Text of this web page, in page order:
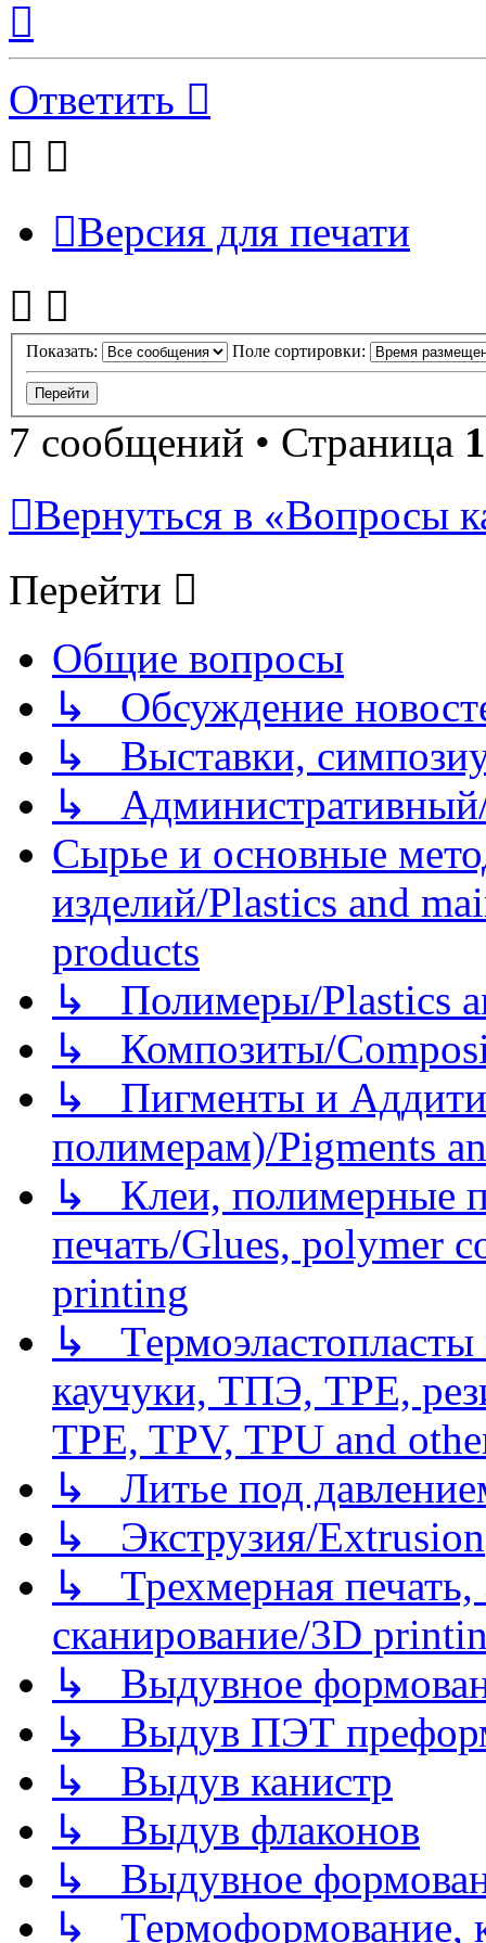
началу
Ответить
Версия для печати
Показать: Поле сортировки:
7 сообщений • Страница 1
Вернуться в «Вопросы
Перейти
Общие вопросы
↳ Обсуждение
↳ Выставки,
↳
Сырье и основные
изделий/Plastics and
products
↳ Полимеры/Plastics
↳ Композиты/
↳ Пигменты и
полимерам)/Pigments
↳ Клеи, полимерные
печать/Glues, polymer
printing
↳
каучуки, ТПЭ, TPE,
TPE, TPV, TPU and
↳ Литье под
↳ Экструзия/Extrusion
↳ Трехмерная
сканирование/3D
↳ Выдувное
↳ Выдув ПЭТ
↳ Выдув канистр
↳ Выдув флаконов
↳ Выдувное
↳ Термоформование,